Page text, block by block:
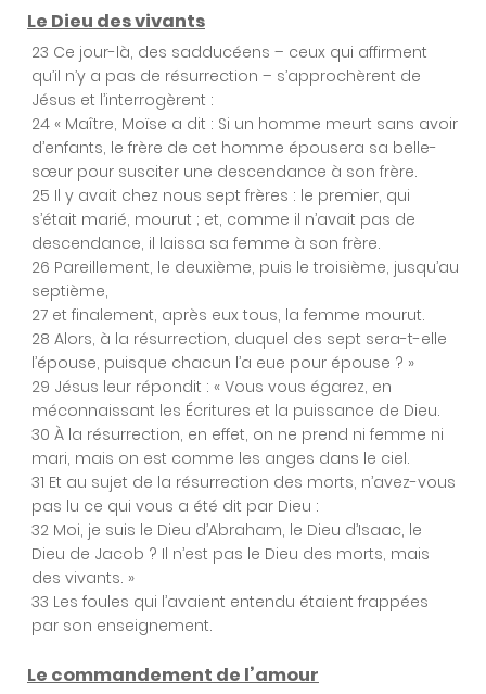
Chapitre 19
Chapitre 20
Chapitre 21
Chapitre 22
Chapitre 23
Chapitre 24
Le Dieu des vivants
23 Ce jour-là, des sadducéens – ceux qui affirment
qu’il n’y a pas de résurrection – s’approchèrent de
Jésus et l’interrogèrent :
24 « Maître, Moïse a dit : Si un homme meurt sans avoir
d’enfants, le frère de cet homme épousera sa belle-
sœur pour susciter une descendance à son frère.
25 Il y avait chez nous sept frères : le premier, qui
s’était marié, mourut ; et, comme il n’avait pas de
descendance, il laissa sa femme à son frère.
26 Pareillement, le deuxième, puis le troisième, jusqu’au
septième,
27 et finalement, après eux tous, la femme mourut.
28 Alors, à la résurrection, duquel des sept sera-t-elle
l’épouse, puisque chacun l’a eue pour épouse ? »
29 Jésus leur répondit : « Vous vous égarez, en
méconnaissant les Écritures et la puissance de Dieu.
30 À la résurrection, en effet, on ne prend ni femme ni
mari, mais on est comme les anges dans le ciel.
31 Et au sujet de la résurrection des morts, n’avez-vous
pas lu ce qui vous a été dit par Dieu :
32 Moi, je suis le Dieu d’Abraham, le Dieu d’Isaac, le
Dieu de Jacob ? Il n’est pas le Dieu des morts, mais
des vivants. »
33 Les foules qui l’avaient entendu étaient frappées
par son enseignement.
Le commandement de l’amour